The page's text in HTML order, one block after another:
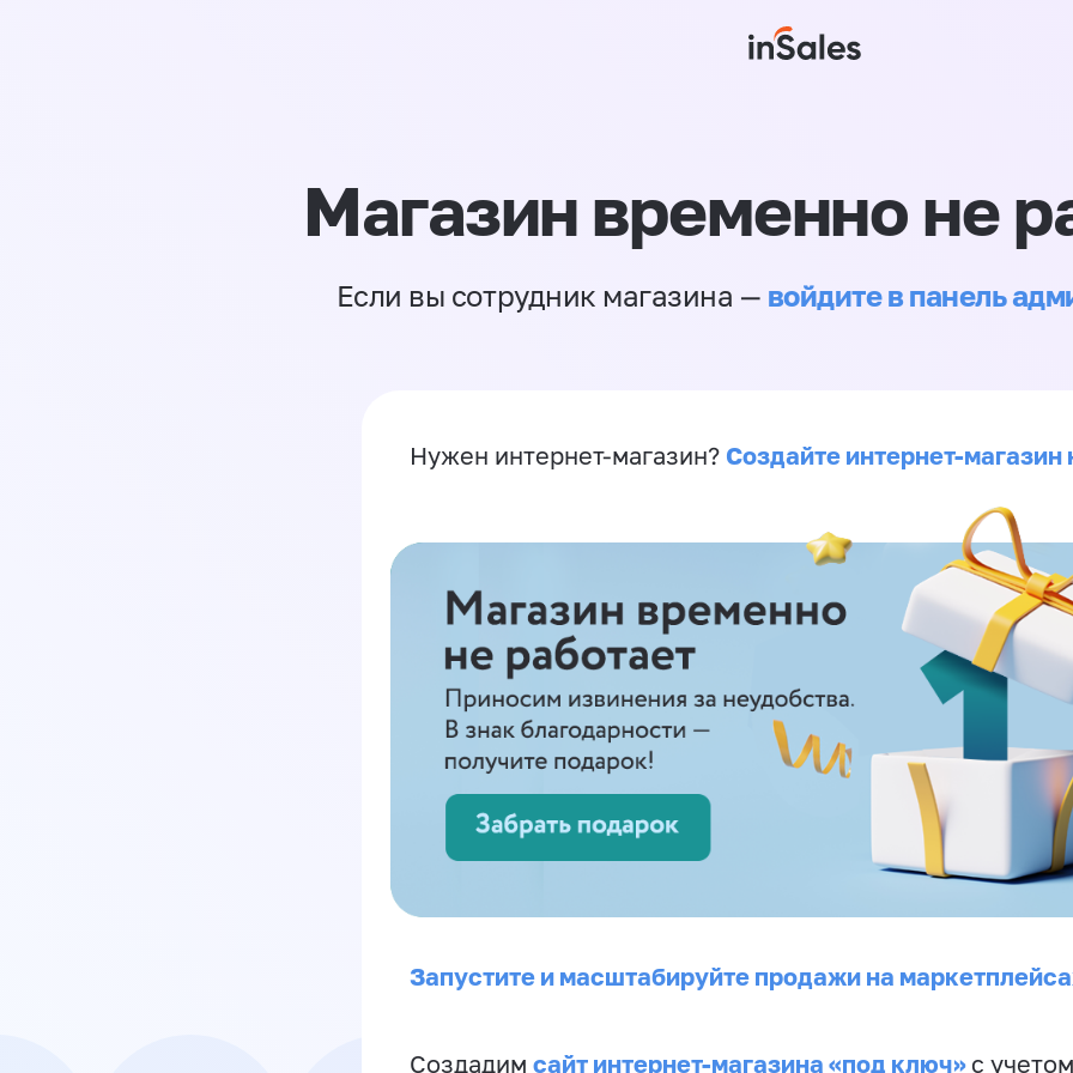
Магазин временно не
Если вы сотрудник магазина — войдите в панель
Нужен интернет-магазин? Создайте интернет-магазин
Запустите и масштабируйте продажи на
Создадим сайт интернет-магазина «под ключ» с учетом